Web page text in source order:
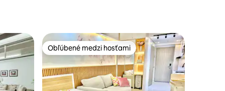
Obľúbené medzi hosťami
Obľúbené medzi hosťami